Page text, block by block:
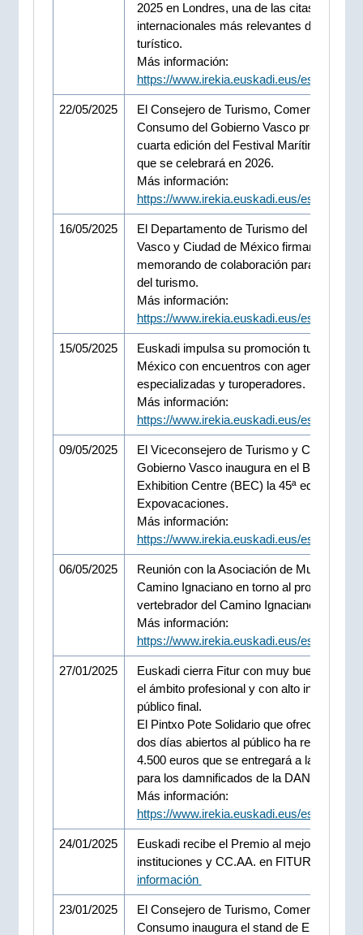
2025 en Londres, una de las citas
internacionales más relevantes del sector
turístico.
Más información:
https://www.irekia.euskadi.eus/es/news/
22/05/2025
El Consejero de Turismo, Comercio y
Consumo del Gobierno Vasco presenta la
cuarta edición del Festival Marítimo de
que se celebrará en 2026.
Más información:
https://www.irekia.euskadi.eus/es/news/
16/05/2025
El Departamento de Turismo del Gobierno
Vasco y Ciudad de México firman un
memorando de colaboración para el
del turismo.
Más información:
https://www.irekia.euskadi.eus/es/news/
15/05/2025
Euskadi impulsa su promoción turística en
México con encuentros con agencias de
especializadas y turoperadores.
Más información:
https://www.irekia.euskadi.eus/es/news/
09/05/2025
El Viceconsejero de Turismo y Comercio
Gobierno Vasco inaugura en el Bilbao
Exhibition Centre (BEC) la 45ª edición de
Expovacaciones.
Más información:
https://www.irekia.euskadi.eus/es/news/
06/05/2025
Reunión con la Asociación de Municipios
Camino Ignaciano en torno al proyecto
vertebrador del Camino Ignaciano.
Más información:
https://www.irekia.euskadi.eus/es/news/
27/01/2025
Euskadi cierra Fitur con muy buenas
el ámbito profesional y con alto interés del
público final.
El Pintxo Pote Solidario que ofreció el
dos días abiertos al público ha recaudado
4.500 euros que se entregará a la ONG
para los damnificados de la DANA.
Más información:
https://www.irekia.euskadi.eus/es/news/
24/01/2025
Euskadi recibe el Premio al mejor stand de
instituciones y CC.AA. en FITUR 2025.
información
23/01/2025
El Consejero de Turismo, Comercio y
Consumo inaugura el stand de Euskadi en